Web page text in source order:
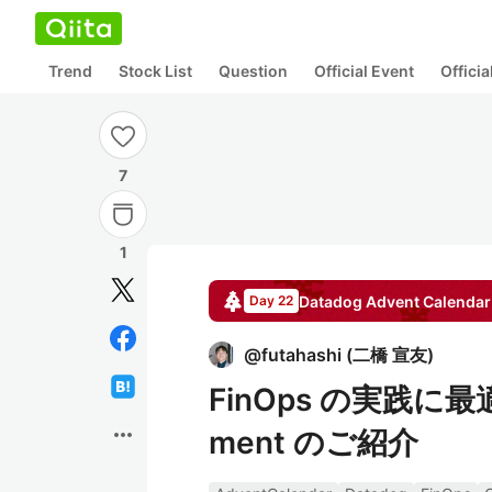
Trend Stock List Question Official Event
7
1
more_horiz
Day 22 Datadog Advent Calendar
@futahashi (二橋 宣友)
FinOps の実践に
ment のご紹介